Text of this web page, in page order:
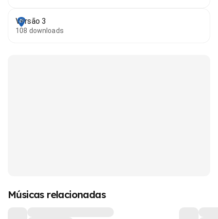
Versão 3
108 downloads
Músicas relacionadas